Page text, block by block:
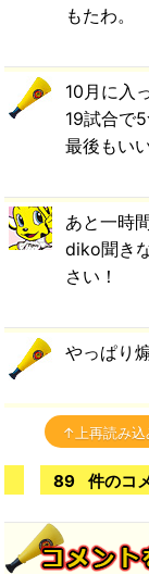
もたわ。
10月に入
19試合で
最後もい
あと一時
diko聞き
さい！
やっぱり
↑上再読み込
89 件のコ